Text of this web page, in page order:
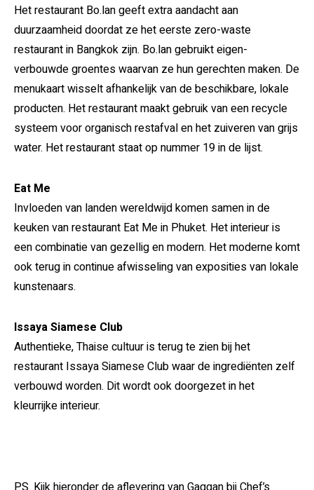
Het restaurant Bo.lan geeft extra aandacht aan
duurzaamheid doordat ze het eerste zero-waste
restaurant in Bangkok zijn. Bo.lan gebruikt eigen-
verbouwde groentes waarvan ze hun gerechten maken. De
menukaart wisselt afhankelijk van de beschikbare, lokale
producten. Het restaurant maakt gebruik van een recycle
systeem voor organisch restafval en het zuiveren van grijs
water. Het restaurant staat op nummer 19 in de lijst.
Eat Me
Invloeden van landen wereldwijd komen samen in de
keuken van restaurant Eat Me in Phuket. Het interieur is
een combinatie van gezellig en modern. Het moderne komt
ook terug in continue afwisseling van exposities van lokale
kunstenaars.
Issaya Siamese Club
Authentieke, Thaise cultuur is terug te zien bij het
restaurant Issaya Siamese Club waar de ingrediënten zelf
verbouwd worden. Dit wordt ook doorgezet in het
kleurrijke interieur.